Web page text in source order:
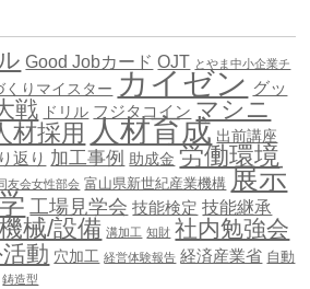
Good Jobカード OJT とやま中小企業チ
くりマイスター カイゼン グッ
戦 ドリル フジタコイン マシニ
材採用 人材育成 出前講座
返り 加工事例 助成金 労働環境
友会女性部会 富山県新世紀産業機構 展示
工場見学会 技能検定 技能継承
機械/設備 溝加工 知財 社内勉強会
動 穴加工 経営体験報告 経済産業省 自動
鋳造型